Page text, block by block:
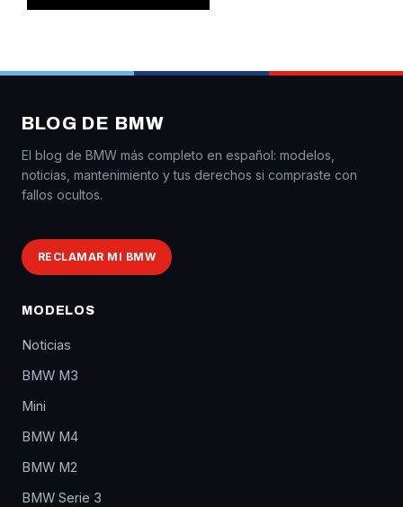
BLOG DE BMW
El blog de BMW más completo en español: modelos,
noticias, mantenimiento y tus derechos si compraste con
fallos ocultos.
RECLAMAR MI BMW
MODELOS
Noticias
BMW M3
Mini
BMW M4
BMW M2
BMW Serie 3